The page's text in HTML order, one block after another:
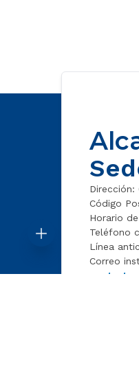
Código
Horario
Teléfono
Línea
Correo